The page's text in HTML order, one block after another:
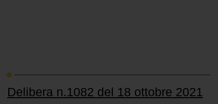
Delibera n.1082 del 18 ottobre 2021